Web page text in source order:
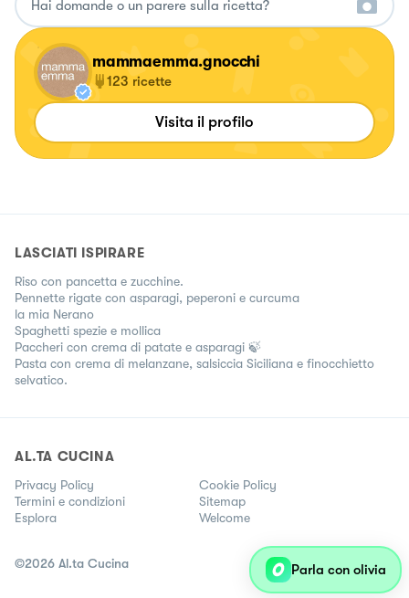
mammaemma.gnocchi
123 ricette
Visita il profilo
LASCIATI ISPIRARE
Riso con pancetta e zucchine.
Pennette rigate con asparagi, peperoni e curcuma
la mia Nerano
Spaghetti spezie e mollica
Paccheri con crema di patate e asparagi 🍃
Pasta con crema di melanzane, salsiccia Siciliana e finocchietto
selvatico.
AL.TA CUCINA
Privacy Policy
Cookie Policy
Termini e condizioni
Sitemap
Esplora
Welcome
©2026 Al.ta Cucina Parla con olivia